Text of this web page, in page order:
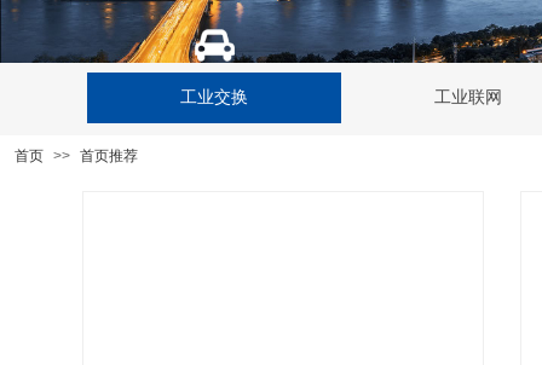
工业交换 工业联网
首页 >> 首页推荐